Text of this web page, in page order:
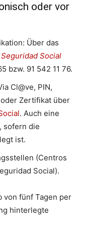
oder vor
Über das
Social
bzw. 91 542 11 76.
Cl@ve, PIN,
Zertifikat über
. Auch eine
sofern die
ist.
(Centros
Social).
von fünf Tagen per
hinterlegte